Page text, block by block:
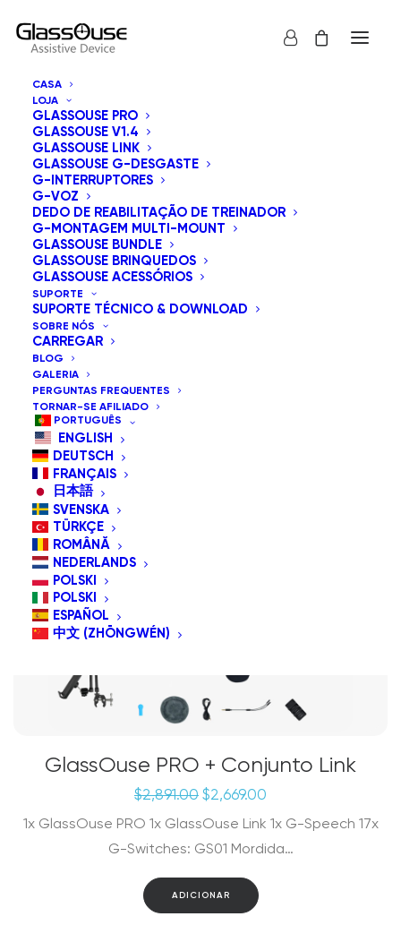
CASA
LOJA
GLASSOUSE PRO
GLASSOUSE V1.4
GLASSOUSE LINK
GLASSOUSE G-DESGASTE
G-INTERRUPTORES
G-VOZ
DEDO DE REABILITAÇÃO DE TREINADOR
G-MONTAGEM MULTI-MOUNT
GLASSOUSE BUNDLE
GLASSOUSE BRINQUEDOS
GLASSOUSE ACESSÓRIOS
SUPORTE
SUPORTE TÉCNICO & DOWNLOAD
SOBRE NÓS
CARREGAR
BLOG
GALERIA
PERGUNTAS FREQUENTES
TORNAR-SE AFILIADO
PORTUGUÊS
ENGLISH
DEUTSCH
FRANÇAIS
日本語
SVENSKA
TÜRKÇE
ROMÂNĂ
NEDERLANDS
POLSKI
POLSKI
ESPAÑOL
中文 (ZHŌNGWÉN)
Mostrar tudo
Ordenar por preço: maior para menor
Ordenação padrão
Ordenar por popularidade
Ordenar por preço: menor para maior
PROMOÇÃO!
Oferta Especial
GlassOuse PRO + Conjunto Link
$2,891.00 O
original
era:
$2,669.00
atual
é:
1x GlassOuse PRO 1x GlassOuse Link 1x G-Speech 17x
G-Switches: GS01 Mordida…
ADICIONAR